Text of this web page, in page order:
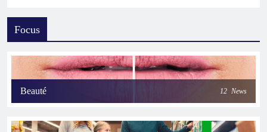
Focus
Beauté 12 News